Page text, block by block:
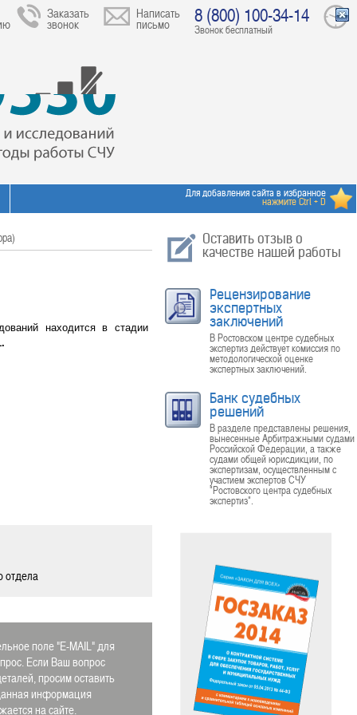
Заказать
звонок
Написать
письмо 8 (800) 100-34-14
Звонок бесплатный
Для добавления сайта в избранное
нажмите Ctrl + D
находится в стадии
отдела
поле "E-MAIL" для
Если Ваш вопрос
просим оставить
информация
на сайте.
Оставить отзыв о
качестве нашей работы
Рецензирование
экспертных
заключений
В Ростовском центре судебных
экспертиз действует комиссия по
методологической оценке
экспертных заключений.
Банк судебных
решений
В разделе представлены решения,
вынесенные Арбитражными судами
Российской Федерации, а также
судами общей юрисдикции, по
экспертизам, осуществленным с
участием экспертов СЧУ
"Ростовского центра судебных
экспертиз".